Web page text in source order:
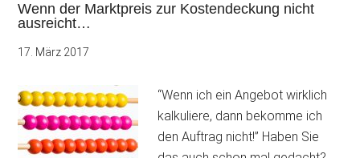
Wenn der Marktpreis zur Kostendeckung nicht
ausreicht…
17. März 2017
“Wenn ich ein Angebot wirklich
kalkuliere, dann bekomme ich
den Auftrag nicht!” Haben Sie